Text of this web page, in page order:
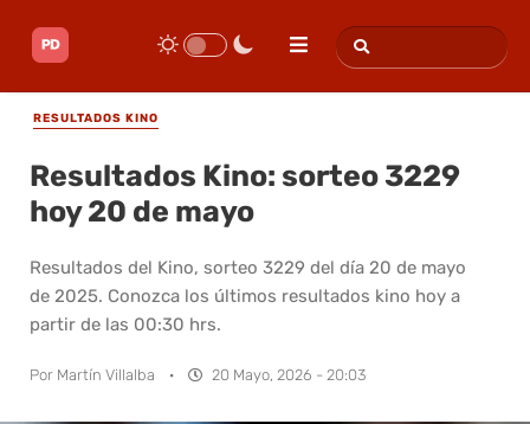
RESULTADOS KINO
Resultados Kino: sorteo 3229
hoy 20 de mayo
Resultados del Kino, sorteo 3229 del día 20 de mayo
de 2025. Conozca los últimos resultados kino hoy a
partir de las 00:30 hrs.
Por Martín Villalba · 20 Mayo, 2026 - 20:03